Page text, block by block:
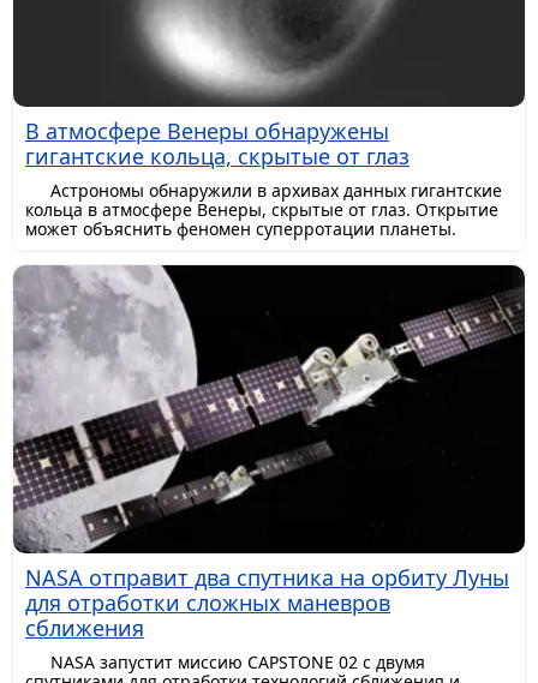
В атмосфере Венеры обнаружены
гигантские кольца, скрытые от глаз
Астрономы обнаружили в архивах данных гигантские
кольца в атмосфере Венеры, скрытые от глаз. Открытие
может объяснить феномен суперротации планеты.
NASA отправит два спутника на орбиту Луны
для отработки сложных маневров
сближения
NASA запустит миссию CAPSTONE 02 с двумя